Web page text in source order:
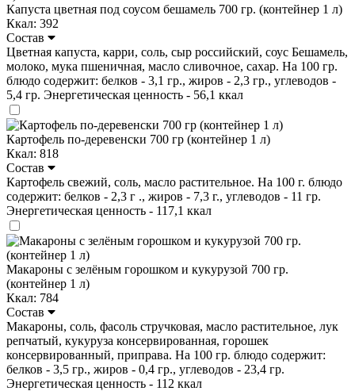
Капуста цветная под соусом бешамель 700 гр. (контейнер 1 л)
Ккал: 392
Состав
Цветная капуста, карри, соль, сыр российский, соус Бешамель,
молоко, мука пшеничная, масло сливочное, сахар. На 100 гр.
блюдо содержит: белков - 3,1 гр., жиров - 2,3 гр., углеводов -
5,4 гр. Энергетическая ценность - 56,1 ккал
Картофель по-деревенски 700 гр (контейнер 1 л)
Ккал: 818
Состав
Картофель свежий, соль, масло растительное. На 100 г. блюдо
содержит: белков - 2,3 г ., жиров - 7,3 г., углеводов - 11 гр.
Энергетическая ценность - 117,1 ккал
Макароны с зелёным горошком и кукурузой 700 гр.
(контейнер 1 л)
Ккал: 784
Состав
Макароны, соль, фасоль стручковая, масло растительное, лук
репчатый, кукуруза консервированная, горошек
консервированный, приправа. На 100 гр. блюдо содержит:
белков - 3,5 гр., жиров - 0,4 гр., углеводов - 23,4 гр.
Энергетическая ценность - 112 ккал